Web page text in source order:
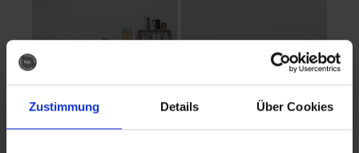
Zustimmung Details Über Cookies